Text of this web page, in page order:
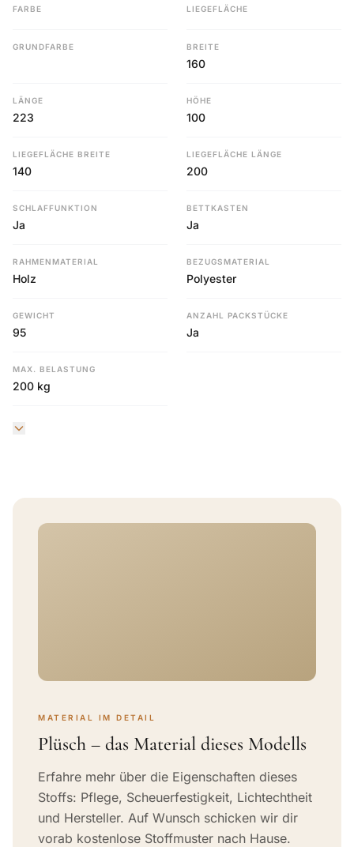
FARBE LIEGEFLÄCHE
GRUNDFARBE BREITE
160
LÄNGE
223
HÖHE
100
LIEGEFLÄCHE BREITE
140
LIEGEFLÄCHE LÄNGE
200
SCHLAFFUNKTION
Ja
BETTKASTEN
Ja
RAHMENMATERIAL
Holz
BEZUGSMATERIAL
Polyester
GEWICHT
95
ANZAHL PACKSTÜCKE
Ja
MAX. BELASTUNG
200 kg
MATERIAL IM DETAIL
Plüsch – das Material dieses Modells
Erfahre mehr über die Eigenschaften dieses
Stoffs: Pflege, Scheuerfestigkeit, Lichtechtheit
und Hersteller. Auf Wunsch schicken wir dir
vorab kostenlose Stoffmuster nach Hause.